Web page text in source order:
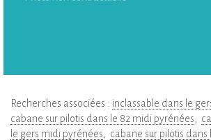
Recherches associées : inclassable dans le
cabane sur pilotis dans le 82 midi pyrénées
le gers midi pyrénées
cabane sur pilotis